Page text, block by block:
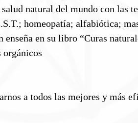
natural del mundo con las
homeopatía; alfabiótica;
en su libro “Curas
orgánicos
a todos las mejores y más